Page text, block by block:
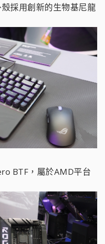
採用創新的生物基尼龍
BTF，屬於AMD平台